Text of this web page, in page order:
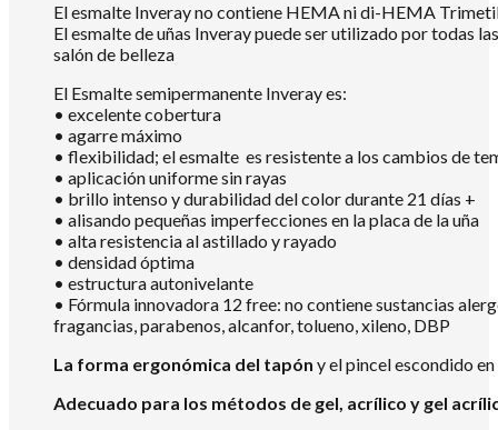
El esmalte Inveray no contiene HEMA ni di-HEMA
El esmalte de uñas Inveray puede ser utilizado por todas
salón de belleza
El Esmalte semipermanente Inveray es:
• excelente cobertura
• agarre máximo
• flexibilidad; el esmalte es resistente a los cambios de
• aplicación uniforme sin rayas
• brillo intenso y durabilidad del color durante 21 días +
• alisando pequeñas imperfecciones en la placa de la uña
• alta resistencia al astillado y rayado
• densidad óptima
• estructura autonivelante
• Fórmula innovadora 12 free: no contiene sustancias
fragancias, parabenos, alcanfor, tolueno, xileno, DBP
La forma ergonómica del tapón y el pincel escondido
Adecuado para los métodos de gel, acrílico y gel